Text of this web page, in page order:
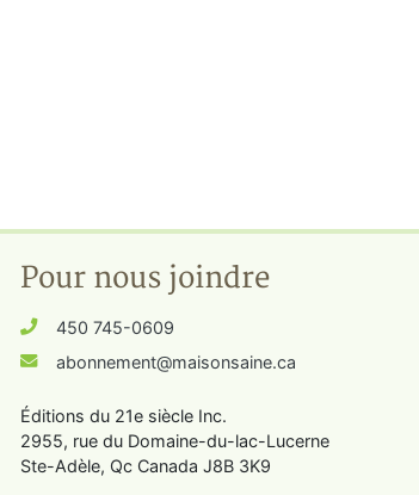
Pour nous joindre
450 745-0609
abonnement@maisonsaine.ca
Éditions du 21e siècle Inc.
2955, rue du Domaine-du-lac-Lucerne
Ste-Adèle, Qc Canada J8B 3K9